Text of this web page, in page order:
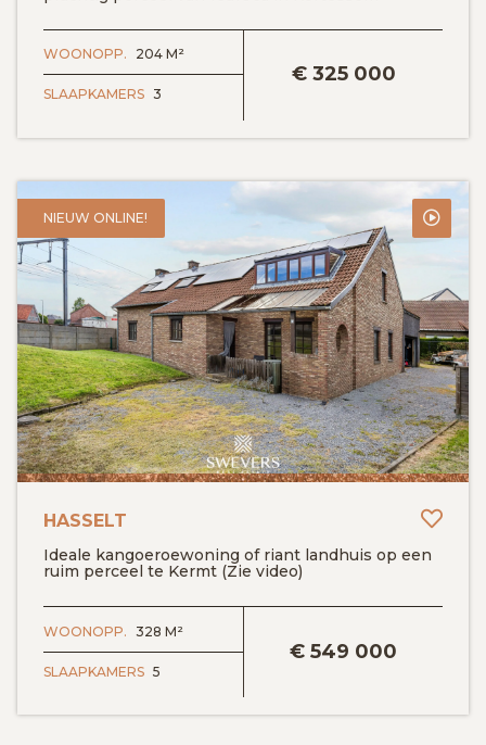
€325 000
WOONOPP. 204 M²
SLAAPKAMERS 3
BEKIJK DETAILS
NIEUW ONLINE!
HASSELT
Ideale kangoeroewoning of riant landhuis op een
ruim perceel te Kermt (Zie video)
€ 549 000
WOONOPP. 328 M²
SLAAPKAMERS 5
BEKIJK DETAILS